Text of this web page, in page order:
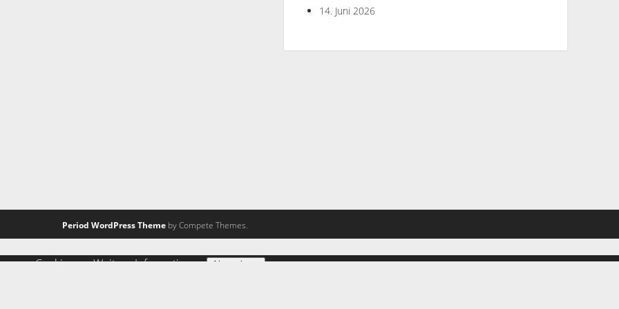
14. Juni 2026
Period WordPress Themeby Compete Themes.
von Cookies zu.Weitere Informationen Akzeptieren